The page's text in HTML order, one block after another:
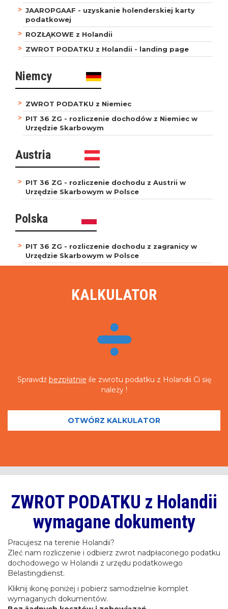
JAAROPGAAF - uzyskanie holenderskiej karty
podatkowej
ROZŁĄKOWE z Holandii
ZWROT PODATKU z Holandii - landing page
Niemcy
ZWROT PODATKU z Niemiec
PIT 36 ZG - rozliczenie dochodów z Niemiec w
Urzędzie Skarbowym
Austria
PIT 36 ZG - rozliczenie dochodu z Austrii w
Urzędzie Skarbowym w Polsce
Polska
PIT 36 ZG - rozliczenie dochodu z zagranicy w
Urzędzie Skarbowym w Polsce
KALKULATOR
Sprawdź bezpłatnie ile zwrotu podatku z Holandii Ci się
należy !
OTWÓRZ KALKULATOR
ZWROT PODATKU z Holandii
wymagane dokumenty
Pracujesz na terenie Holandii?
Zleć nam rozliczenie i odbierz zwrot nadpłaconego podatku
dochodowego w Holandii z urzędu podatkowego
Belastingdienst.
Kliknij ikonę poniżej i pobierz samodzielnie komplet
wymaganych dokumentów.